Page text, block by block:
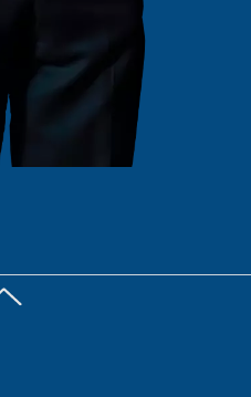
Zurück nach oben